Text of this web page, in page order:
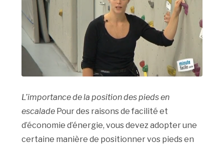
L’importance de la position des pieds en
escalade Pour des raisons de facilité et
d’économie d’énergie, vous devez adopter une
certaine manière de positionner vos pieds en